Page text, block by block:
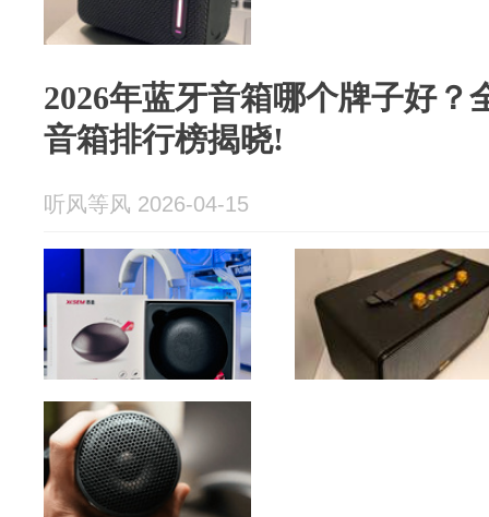
2026年蓝牙音箱哪个牌子好？
音箱排行榜揭晓!
听风等风 2026-04-15